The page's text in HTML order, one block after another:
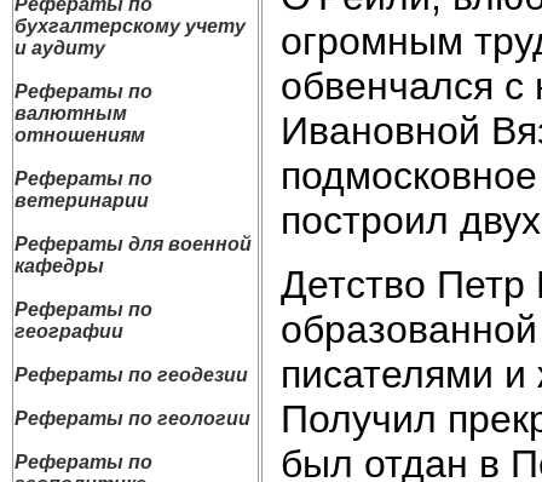
Рефераты по
бухгалтерскому учету
и аудиту
Рефераты по
валютным
отношениям
Рефераты по
ветеринарии
Рефераты для военной
кафедры
Рефераты по
географии
Рефераты по геодезии
Рефераты по геологии
Рефераты по
огромным
обвенчался с
Ивановной
построил
Детство Петр
писателями
Получил
был отдан в